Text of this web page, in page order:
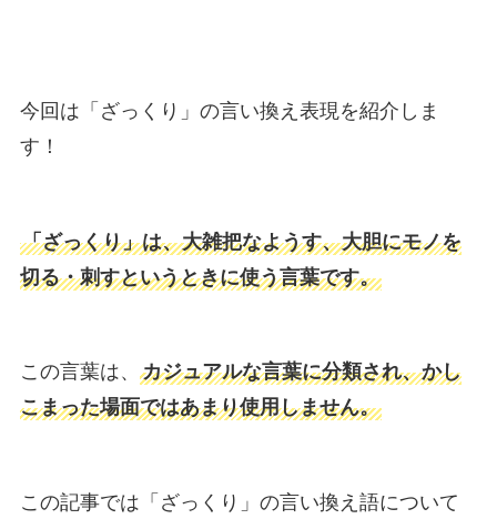
今回は「ざっくり」の言い換え表現を紹介しま
す！
「ざっくり」は、大雑把なようす、大胆にモノを
切る・刺すというときに使う言葉です。
この言葉は、 カジュアルな言葉に分類され、かし
こまった場面ではあまり使用しません。
この記事では「ざっくり」の言い換え語について